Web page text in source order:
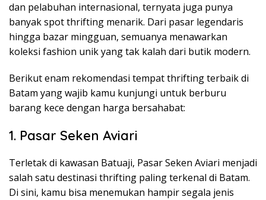
dan pelabuhan internasional, ternyata juga punya
banyak spot thrifting menarik. Dari pasar legendaris
hingga bazar mingguan, semuanya menawarkan
koleksi fashion unik yang tak kalah dari butik modern.
Berikut enam rekomendasi tempat thrifting terbaik di
Batam yang wajib kamu kunjungi untuk berburu
barang kece dengan harga bersahabat:
1. Pasar Seken Aviari
Terletak di kawasan Batuaji, Pasar Seken Aviari menjadi
salah satu destinasi thrifting paling terkenal di Batam.
Di sini, kamu bisa menemukan hampir segala jenis